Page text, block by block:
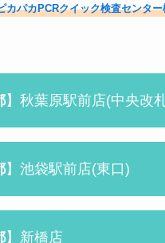
カパカPCRクイック検査センタ
】秋葉原駅前店(中央改
】池袋駅前店(東口)
】新橋店